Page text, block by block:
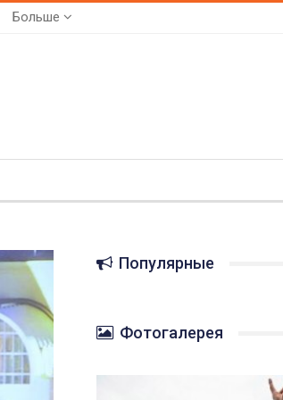
Больше
Популярные
Фотогалерея